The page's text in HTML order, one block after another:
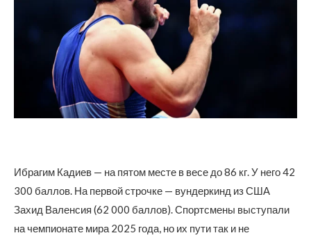
Ибрагим Кадиев — на пятом месте в весе до 86 кг. У него 42
300 баллов. На первой строчке — вундеркинд из США
Захид Валенсия (62 000 баллов). Спортсмены выступали
на чемпионате мира 2025 года, но их пути так и не